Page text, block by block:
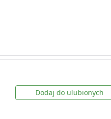
Dodaj do ulubionych